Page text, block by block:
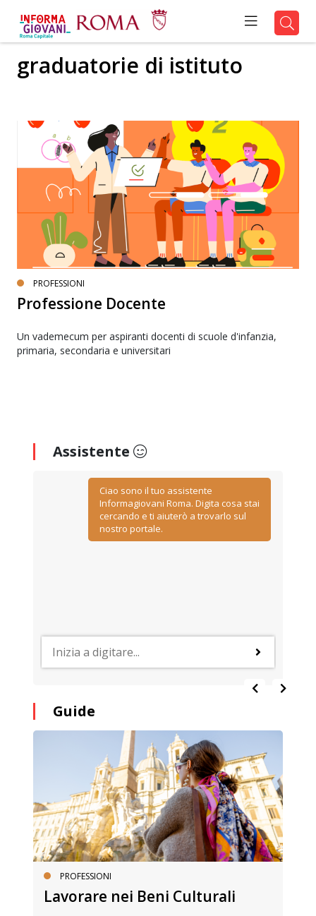
graduatorie di istituto
PROFESSIONI
Professione Docente
Un vademecum per aspiranti docenti di scuole d'infanzia,
primaria, secondaria e universitari
Assistente
Ciao sono il tuo assistente
Informagiovani Roma. Digita cosa stai
cercando e ti aiuterò a trovarlo sul
nostro portale.
Guide
PROFESSIONI
Lavorare nei Beni Culturali